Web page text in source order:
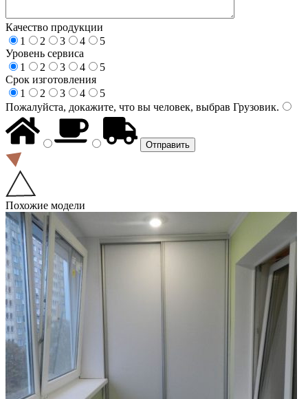
Качество продукции
1
2 3 4
5
Уровень сервиса
1
2 3 4
5
Срок изготовления
1
2 3 4
5
Пожалуйста, докажите, что вы человек, выбрав Грузовик.
Похожие модели